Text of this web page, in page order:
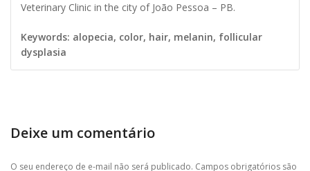
Veterinary Clinic in the city of João Pessoa – PB.
Keywords: alopecia, color, hair, melanin, follicular
dysplasia
Deixe um comentário
O seu endereço de e-mail não será publicado. Campos obrigatórios são